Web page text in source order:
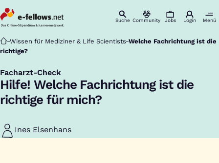
Suche Community Jobs Login Menü
Startseite
Wissen für Mediziner & Life Scientists Welche Fachrichtung ist die
richtige?
Facharzt-Check
:
Hilfe! Welche Fachrichtung ist die
richtige für mich?
Ines Elsenhans